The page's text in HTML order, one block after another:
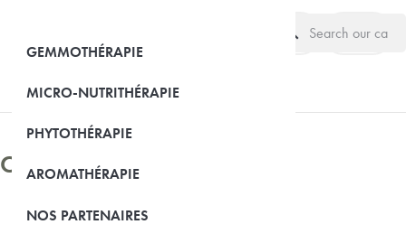
search
(0)
GEMMOTHÉRAPIE
MICRO-NUTRITHÉRAPIE
PHYTOTHÉRAPIE
AROMATHÉRAPIE
NOS PARTENAIRES
Contact us